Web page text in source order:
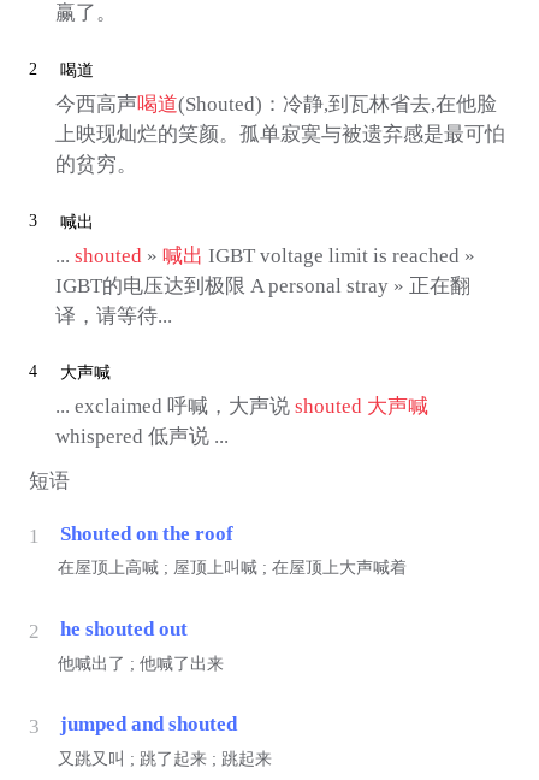
赢了。
2 喝道
今西高声喝道(Shouted)：冷静,到瓦林省去,在他脸
上映现灿烂的笑颜。孤单寂寞与被遗弃感是最可怕
的贫穷。
3 喊出
... shouted » 喊出 IGBT voltage limit is reached »
IGBT的电压达到极限 A personal stray » 正在翻
译，请等待...
4 大声喊
... exclaimed 呼喊，大声说 shouted 大声喊
whispered 低声说 ...
短语
1 Shouted on the roof
在屋顶上高喊 ; 屋顶上叫喊 ; 在屋顶上大声喊着
2 he shouted out
他喊出了 ; 他喊了出来
3 jumped and shouted
又跳又叫 ; 跳了起来 ; 跳起来